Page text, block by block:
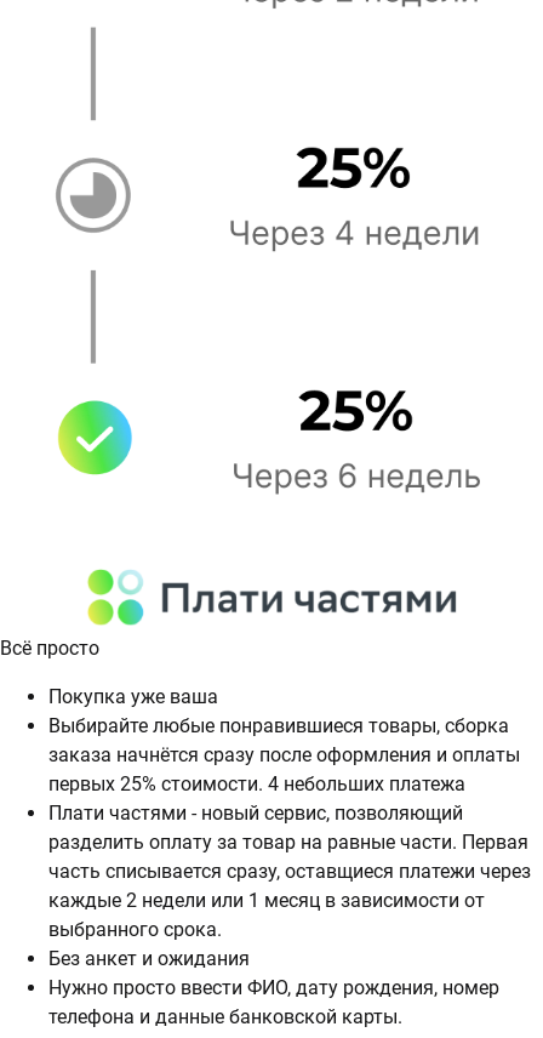
Всё просто
Покупка уже ваша
Выбирайте любые понравившиеся товары, сборка
заказа начнётся сразу после оформления и оплаты
первых 25% стоимости. 4 небольших платежа
Плати частями - новый сервис, позволяющий
разделить оплату за товар на равные части. Первая
часть списывается сразу, оставщиеся платежи через
каждые 2 недели или 1 месяц в зависимости от
выбранного срока.
Без анкет и ожидания
Нужно просто ввести ФИО, дату рождения, номер
телефона и данные банковской карты.